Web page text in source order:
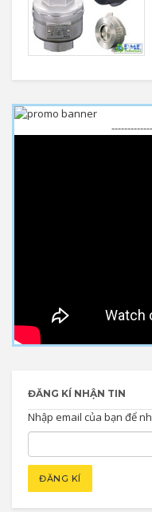
ĐĂNG KÍ NHẬN TIN
Nhập email của bạn để